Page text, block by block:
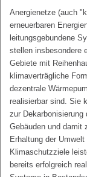
Anergienetze (auch
erneuerbaren
leitungsgebundene
stellen insbesondere
Gebiete mit
klimaverträgliche
dezentrale
realisierbar sind. Sie
zur Dekarbonisierung
Gebäuden und damit
Erhaltung der
Klimaschutzziele
bereits erfolgreich